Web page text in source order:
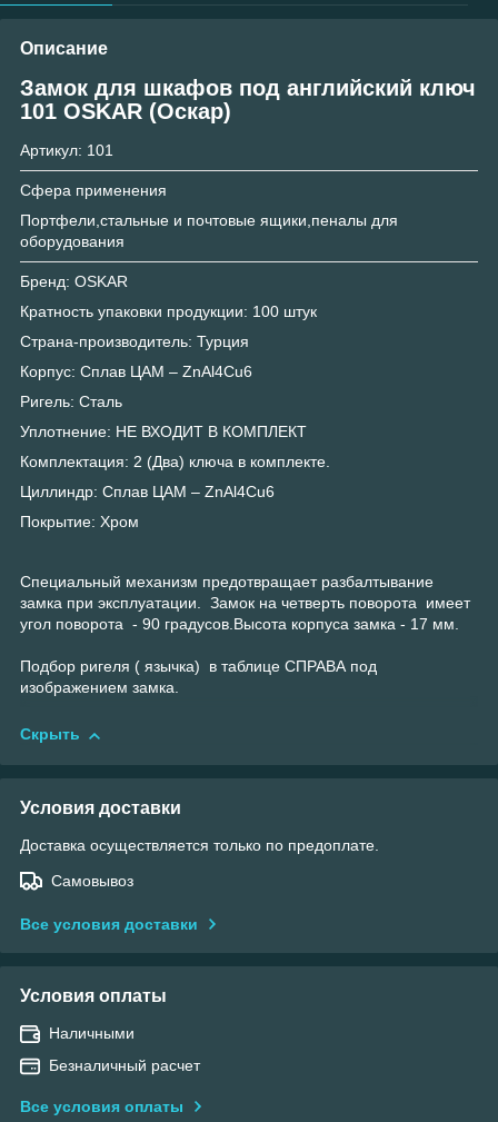
Описание
Замок для шкафов под английский ключ
101 OSKAR (Оскар)
Артикул: 101
Сфера применения
Портфели,стальные и почтовые ящики,пеналы для
оборудования
Бренд: OSKAR
Кратность упаковки продукции: 100 штук
Страна-производитель: Турция
Корпус: Сплав ЦАМ – ZnAl4Cu6
Ригель: Сталь
Уплотнение: НЕ ВХОДИТ В КОМПЛЕКТ
Комплектация: 2 (Два) ключа в комплекте.
Циллиндр: Сплав ЦАМ – ZnAl4Cu6
Покрытие: Хром
Специальный механизм предотвращает разбалтывание
замка при эксплуатации. Замок на четверть поворота имеет
угол поворота - 90 градусов.Высота корпуса замка - 17 мм.
Подбор ригеля ( язычка) в таблице СПРАВА под
изображением замка.
Скрыть
Условия доставки
Доставка осуществляется только по предоплате.
Самовывоз
Все условия доставки
Условия оплаты
Наличными
Безналичный расчет
Все условия оплаты